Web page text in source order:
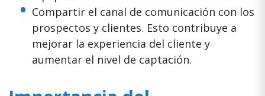
Compartir el canal de comunicación con los
prospectos y clientes. Esto contribuye a
mejorar la experiencia del cliente y
aumentar el nivel de captación.